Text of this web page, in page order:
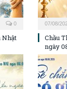
0
Nhật
07/08/
Chầu
ngày